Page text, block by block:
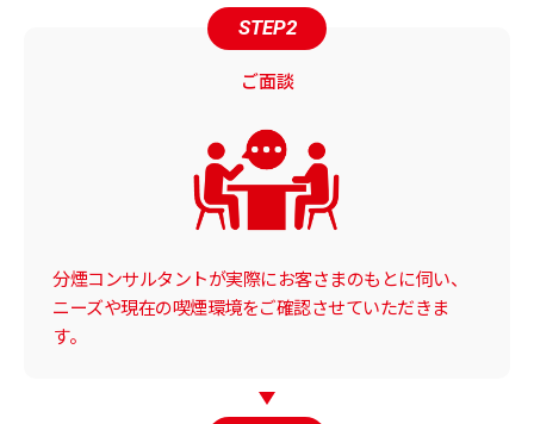
STEP2
ご面談
分煙コンサルタントが実際にお客さまのもとに伺い、
ニーズや現在の喫煙環境をご確認させていただきま
す。